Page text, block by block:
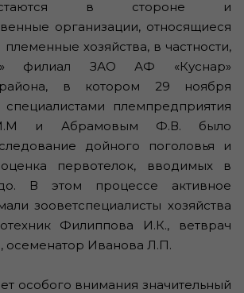
в стороне и
организации, относящиеся
хозяйства, в частности,
филиал ЗАО АФ «Куснар»
района, в котором 29 ноября
племпредприятия
и Абрамовым Ф.В. было
дойного поголовья и
оценка первотелок, вводимых в
В этом процессе активное
зооветспециалисты хозяйства
Филиппова И.К., ветврач
осеменатор Иванова Л.П.
особого внимания значительный